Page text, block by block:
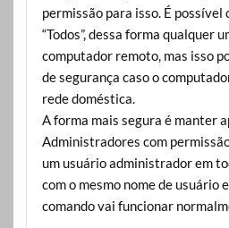
permissão para isso. É possível
“Todos”, dessa forma qualquer
computador remoto, mas isso
de segurança caso o
rede doméstica.
A forma mais segura é manter
Administradores com
um usuário administrador em
com o mesmo nome de usuário
comando vai funcionar